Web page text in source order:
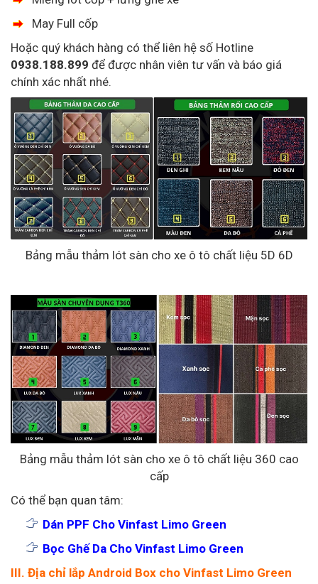
May Full cốp
Hoặc quý khách hàng có thể liên hệ số Hotline
0938.188.899 để được nhân viên tư vấn và báo giá
chính xác nhất nhé.
Bảng mẫu thảm lót sàn cho xe ô tô chất liệu 5D 6D
Bảng mẫu thảm lót sàn cho xe ô tô chất liệu 360 cao
cấp
Có thể bạn quan tâm:
Dán PPF Cho Vinfast Limo Green
Bọc Ghế Da Cho Vinfast Limo Green
III. Địa chỉ lắp Android Box cho Vinfast Limo Green